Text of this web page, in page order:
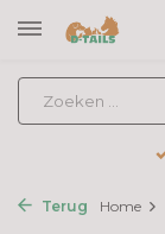
Terug Home